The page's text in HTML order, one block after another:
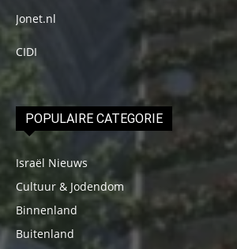
Jonet.nl
CIDI
POPULAIRE CATEGORIE
Israël Nieuws
Cultuur & Jodendom
Binnenland
Buitenland